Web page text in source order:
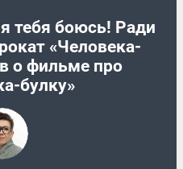
тебя боюсь! Ради
«Человека-
о фильме про
булку»